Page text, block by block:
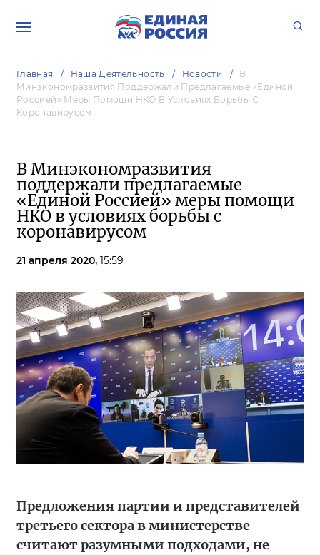
Главная Наша Деятельность Новости
В
Минэкономразвития Поддержали Предлагаемые «Единой
Россией» Меры Помощи НКО В Условиях Борьбы С
Коронавирусом
В Минэкономразвития
поддержали предлагаемые
«Единой Россией» меры помощи
НКО в условиях борьбы с
коронавирусом
21 апреля 2020, 15:59
Предложения партии и представителей
третьего сектора в министерстве
считают разумными подходами, не